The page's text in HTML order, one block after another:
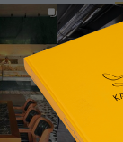
İnegöl Mobilya